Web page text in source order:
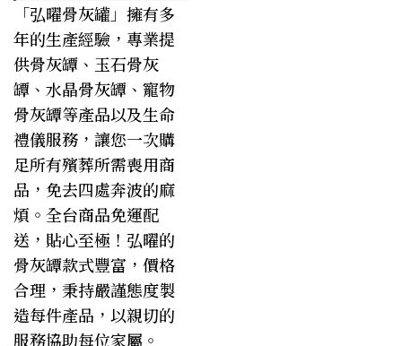
「弘曜骨灰罐」擁有多
年的生產經驗，專業提
供骨灰罈 、 玉石骨灰
罈 、 水晶骨灰罈 、 寵物
骨灰罈等產品以及生命
禮儀服務，讓您一次購
足所有殯葬所需喪用商
品，免去四處奔波的麻
煩。全台商品免運配
送，貼心至極！弘曜的
骨灰罈款式豐富，價格
合理，秉持嚴謹態度製
造每件產品，以親切的
服務協助每位家屬。